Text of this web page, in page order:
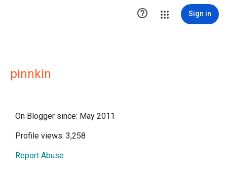
 Sign in
pinnkin
On Blogger since: May 2011
Profile views: 3,258
Report Abuse